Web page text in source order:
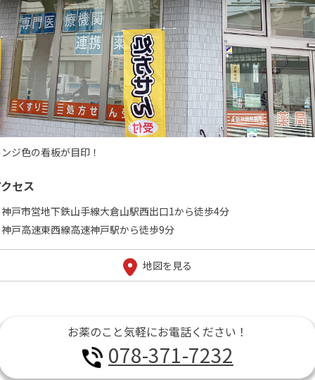
ジ色の看板が目印！
セス
神戸市営地下鉄山手線大倉山駅西出口1から徒歩4分
神戸高速東西線高速神戸駅から徒歩9分
地図を見る
お薬のこと気軽にお電話ください！
078-371-7232